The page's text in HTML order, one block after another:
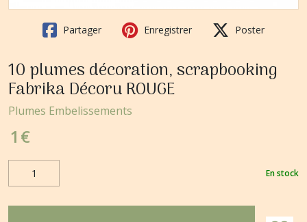
Partager Enregistrer Poster
10 plumes décoration, scrapbooking
Fabrika Décoru ROUGE
Plumes Embelissements
1 €
En stock